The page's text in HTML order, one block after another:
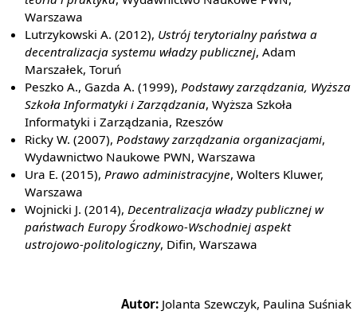
Warszawa
Lutrzykowski A. (2012), Ustrój terytorialny państwa a
decentralizacja systemu władzy publicznej, Adam
Marszałek, Toruń
Peszko A., Gazda A. (1999),Podstawy zarządzania, Wyższa
Szkoła Informatyki i Zarządzania, Wyższa Szkoła
Informatyki i Zarządzania, Rzeszów
Ricky W. (2007),Podstawy zarządzania organizacjami,
Wydawnictwo Naukowe PWN, Warszawa
Ura E. (2015),Prawo administracyjne, Wolters Kluwer,
Warszawa
Wojnicki J. (2014),Decentralizacja władzy publicznej w
państwach Europy Środkowo-Wschodniej aspekt
ustrojowo-politologiczny, Difin, Warszawa
Autor: Jolanta Szewczyk, Paulina Suśniak